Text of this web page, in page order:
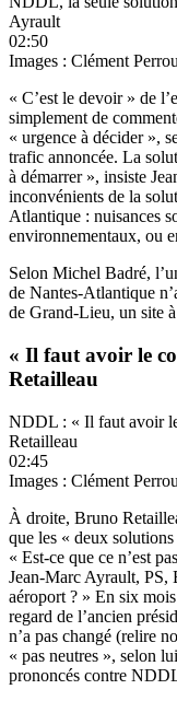
Ayrault
02:50
Images : Clément
« C’est le devoir » de
simplement de
« urgence à décider »,
trafic annoncée. La
à démarrer », insiste
inconvénients de la
Atlantique : nuisances
environnementaux, ou
Selon Michel Badré,
de Nantes-Atlantique
de Grand-Lieu, un site
« Il faut avoir le
Retailleau
NDDL : « Il faut avoir
Retailleau
02:45
Images : Clément
À droite, Bruno
que les « deux
« Est-ce que ce n’est
Jean-Marc Ayrault, PS,
aéroport ? » En six
regard de l’ancien
n’a pas changé (relire
« pas neutres », selon
prononcés contre